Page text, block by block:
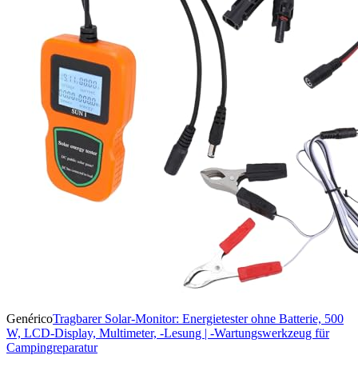
GenéricoTragbarer Solar-Monitor: Energietester ohne Batterie, 500
W, LCD-Display, Multimeter, -Lesung | -Wartungswerkzeug für
Campingreparatur